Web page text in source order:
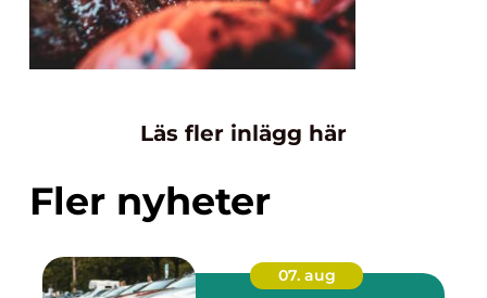
Läs fler inlägg här
Fler nyheter
07. aug